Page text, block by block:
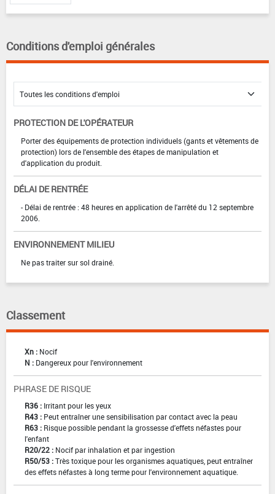
Conditions d'emploi générales
PROTECTION DE L'OPÉRATEUR
Porter des équipements de protection individuels (gants et vêtements de
protection) lors de l'ensemble des étapes de manipulation et
d'application du produit.
DÉLAI DE RENTRÉE
- Délai de rentrée : 48 heures en application de l'arrêté du 12 septembre
2006.
ENVIRONNEMENT MILIEU
Ne pas traiter sur sol drainé.
Classement
Xn : Nocif
N : Dangereux pour l'environnement
PHRASE DE RISQUE
R36 : Irritant pour les yeux
R43 : Peut entraîner une sensibilisation par contact avec la peau
R63 : Risque possible pendant la grossesse d'effets néfastes pour
l'enfant
R20/22 : Nocif par inhalation et par ingestion
R50/53 :Très toxique pour les organismes aquatiques, peut entraîner
des effets néfastes à long terme pour l'environnement aquatique.